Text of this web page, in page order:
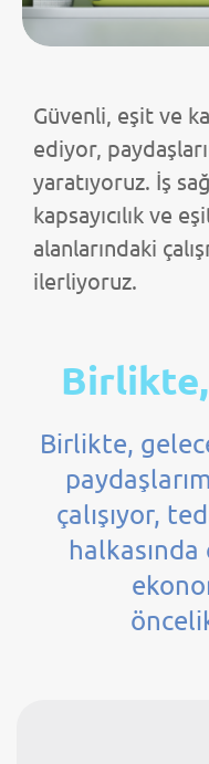
Güvenli, eşit ve
ediyor,
yaratıyoruz. İş
kapsayıcılık ve
alanlarındaki
ilerliyoruz.
Birlikte,
çalışıyor,